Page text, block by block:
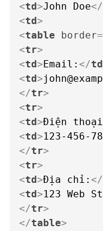
<td>John Doe</
<td>
<table border=
<tr>
<td>Email: </td
<td>
</tr>
<tr>
<td>Điện
<td>123-456-
</tr>
<tr>
<td>Địa chỉ: </
<td>123 Web
</tr>
</table>